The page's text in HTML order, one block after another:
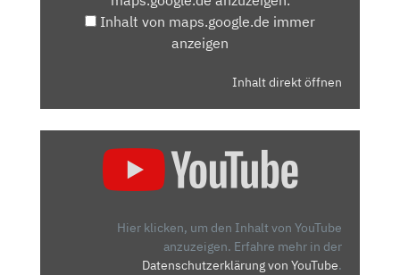
Inhalt von maps.google.de immer
anzeigen
Inhalt direkt öffnen
Hier klicken, um den Inhalt von YouTube
anzuzeigen. Erfahre mehr in der
Datenschutzerklärung von YouTube.